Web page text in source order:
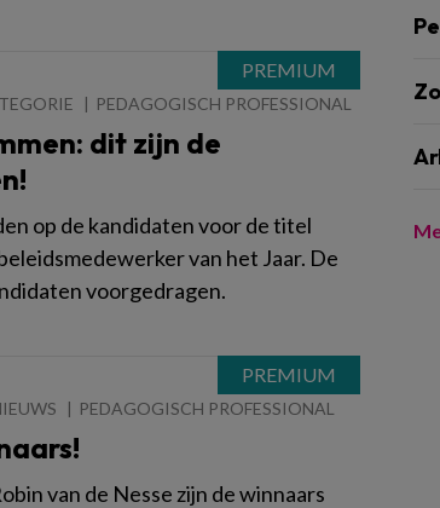
PEDAGOGISCH PROFESSIONAL
dit zijn de
op de kandidaten voor de titel
van het Jaar. De
voorgedragen.
PEDAGOGISCH PROFESSIONAL
van de Nesse zijn de winnaars